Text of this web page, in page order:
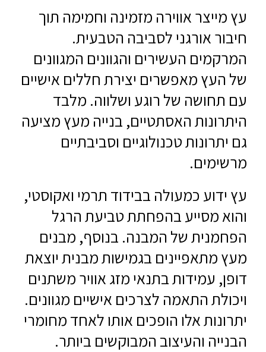
עץ מייצר אווירה מזמינה וחמימה תוך
חיבור אורגני לסביבה הטבעית.
המרקמים העשירים והגוונים המגוונים
של העץ מאפשרים יצירת חללים אישיים
עם תחושה של רוגע ושלווה. מלבד
היתרונות האסתטיים, בנייה מעץ מציעה
גם יתרונות טכנולוגיים וסביבתיים
מרשימים.
עץ ידוע כמעולה בבידוד תרמי ואקוסטי,
והוא מסייע בהפחתת טביעת הרגל
הפחמנית של המבנה. בנוסף, מבנים
מעץ מתאפיינים בגמישות מבנית יוצאת
דופן, עמידות בתנאי מזג אוויר משתנים
ויכולת התאמה לצרכים אישיים מגוונים.
יתרונות אלו הופכים אותו לאחד מחומרי
הבנייה והעיצוב המבוקשים ביותר.